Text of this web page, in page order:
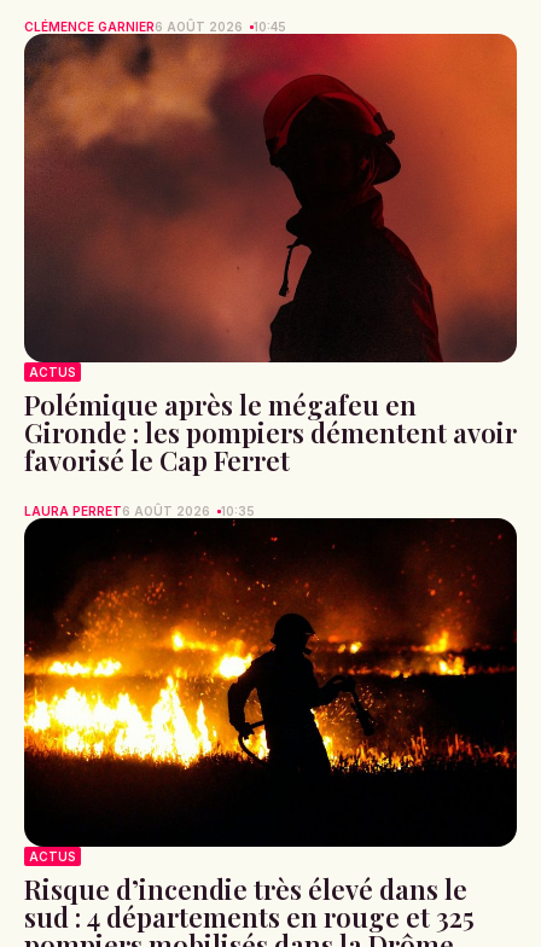
CLÉMENCE GARNIER6 AOÛT 2026 10:45
ACTUS
Polémique après le mégafeu en
Gironde : les pompiers démentent avoir
favorisé le Cap Ferret
LAURA PERRET6 AOÛT 2026 10:35
ACTUS
Risque d’incendie très élevé dans le
sud : 4 départements en rouge et 325